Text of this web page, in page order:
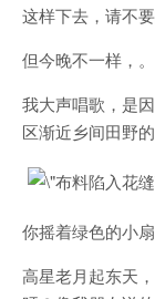
这样下去，请不
但今晚不一样，。
我大声唱歌，是
区渐近乡间田野
你摇着绿色的小扇
高星老月起东天